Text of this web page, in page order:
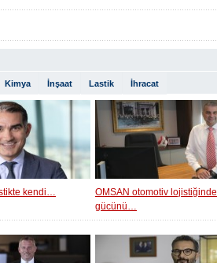
Kimya İnşaat Lastik İhracat
kendi…
OMSAN otomotiv lojistiğinde
gücünü…